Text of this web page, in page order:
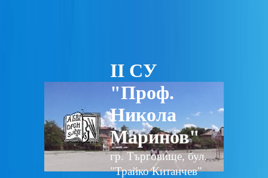
II СУ
"Проф.
Никола
Маринов"
гр. Търговище, бул.
"Трайко Китанчев"